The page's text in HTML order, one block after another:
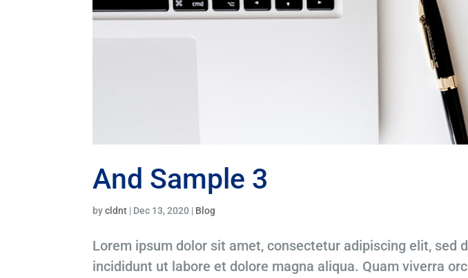
And Sample 3
bycldnt | Dec 13, 2020 | Blog
Lorem ipsum dolor sit amet, consectetur adipiscing elit, sed
incididunt ut labore et dolore magna aliqua. Quam viverra